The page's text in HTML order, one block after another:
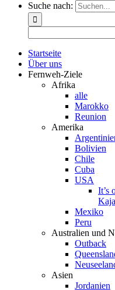
Suche nach:
Startseite
Über uns
Fernweh-Ziele
Afrika
alle
Marokko
Reunion
Amerika
Bolivien
Chile
Cuba
USA
It’s
Mexiko
Peru
Australien und
Outback
Asien
Jordanien